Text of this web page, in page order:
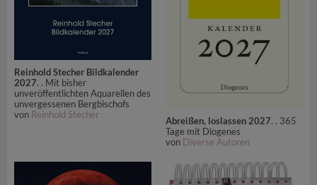
Reinhold Stecher Bildkalender
2027. . Mit bisher
unveröffentlichten Aquarellen des
unvergessenen Bergbischofs
von Reinhold Stecher
Abreißen, loslassen 2027. . 365
Tage mit Diogenes
von Diverse Autoren